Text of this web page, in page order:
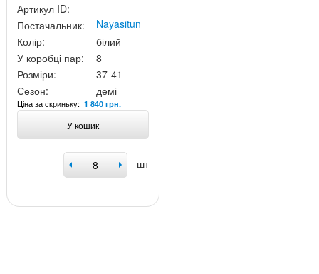
Артикул ID:
Постачальник:
Nayasitun
Колір:
білий
У коробці пар:
8
Розміри:
37-41
Сезон:
демі
Ціна за скриньку: 1 840 грн.
У кошик
шт